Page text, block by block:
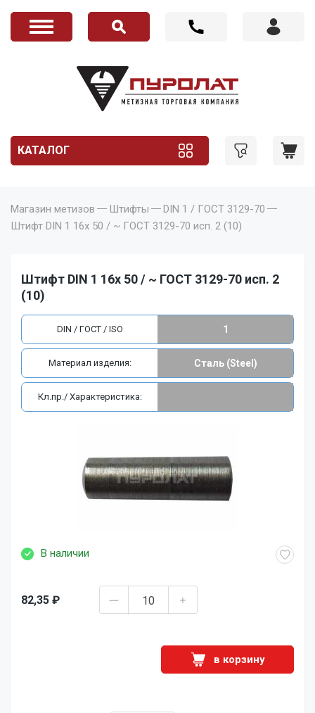
КАТАЛОГ
Магазин метизов Штифты
DIN 1 / ГОСТ 3129-70
Штифт DIN 1 16x 50 / ~ ГОСТ 3129-70 исп. 2 (10)
Штифт DIN 1 16x 50 / ~ ГОСТ 3129-70 исп. 2
(10)
В наличии
82,35 ₽
в корзину
DIN / ГОСТ / ISO 1
Материал изделия: Сталь (Steel)
Кл.пр./ Характеристика: